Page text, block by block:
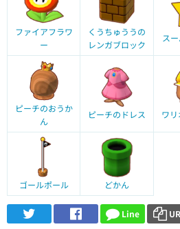
ファイアフラワ
ー
くうちゅううの
レンガブロック
ス
ピーチのおうか
ん
ピーチのドレス ワ
ゴールポール どかん
Line